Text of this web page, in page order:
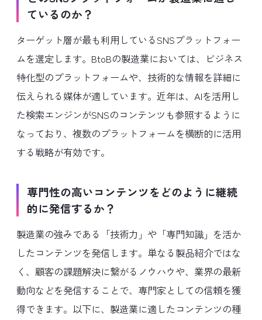
ているのか？
ターゲット層が最も利用しているSNSプラットフォー
ムを選定します。BtoBの製造業においては、ビジネス
特化型のプラットフォームや、技術的な情報を詳細に
伝えられる媒体が適しています。近年は、AIを活用し
た検索エンジンがSNSのコンテンツも参照するように
なっており、複数のプラットフォームを横断的に活用
する戦略が有効です。
専門性の高いコンテンツをどのように継続
的に発信するか？
製造業の強みである「技術力」や「専門知識」を活か
したコンテンツを発信します。単なる製品紹介ではな
く、顧客の課題解決に繋がるノウハウや、業界の最新
動向などを発信することで、専門家としての信頼を獲
得できます。以下に、製造業に適したコンテンツの種